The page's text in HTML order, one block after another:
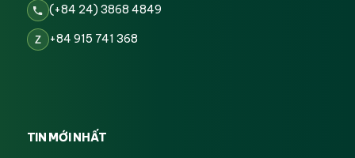
(+84 24) 3868 4849
Z +84 915 741 368
TIN MỚI NHẤT